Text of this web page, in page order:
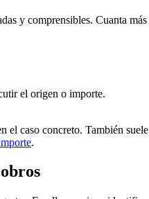
y comprensibles. Cuanta
el origen o importe.
el caso concreto. También
.